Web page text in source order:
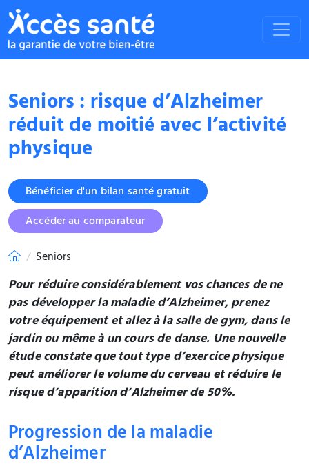
Seniors : risque d’Alzheimer
réduit de moitié avec l’activité
physique
Bénéficier d'un bilan santé gratuit
Accéder au comparateur
Seniors
Pour réduire considérablement vos chances de ne
pas développer la maladie d’Alzheimer, prenez
votre équipement et allez à la salle de gym, dans le
jardin ou même à un cours de danse. Une nouvelle
étude constate que tout type d’exercice physique
peut améliorer le volume du cerveau et réduire le
risque d’apparition d’Alzheimer de 50%.
Progression de la maladie
d’Alzheimer